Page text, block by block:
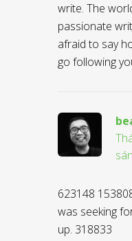
write. The
passionate
afraid to say
go following
623148
was seeking
up. 318833